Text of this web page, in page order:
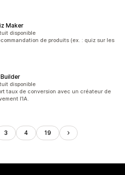
Maker
disponible
de produits (ex. : quiz sur les
disponible
taux de conversion avec un créateur de
l’IA.
3 4 19